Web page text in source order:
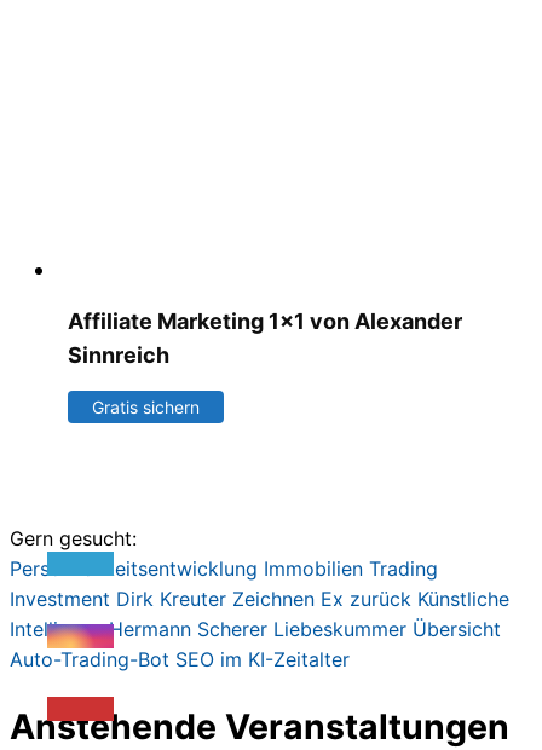
Affiliate Marketing 1×1 von Alexander
Sinnreich
Gratis sichern
Gern gesucht:
Persönlichkeitsentwicklung Immobilien Trading
Investment Dirk Kreuter Zeichnen Ex zurück Künstliche
Intelligenz Hermann Scherer Liebeskummer Übersicht
Auto-Trading-Bot SEO im KI-Zeitalter
Anstehende Veranstaltungen